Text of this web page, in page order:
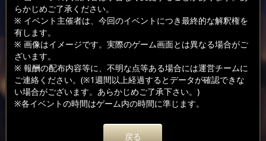
らかじめご了承ください。
※ イベント主催者は、今回のイベントにつき最終的な解釈権を
有します。
※ 画像はイメージです。実際のゲーム画面とは異なる場合がご
ざいます。
※ 報酬の配布内容等に、不明な点等ある場合には運営チームに
ご連絡ください。(※1週間以上経過するとデータが確認できな
い場合がございます。あらかじめご了承下さい。)
※各イベントの時間はゲーム内の時間に準じます。
戻る